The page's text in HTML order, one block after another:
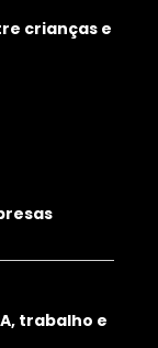
crianças e
trabalho e